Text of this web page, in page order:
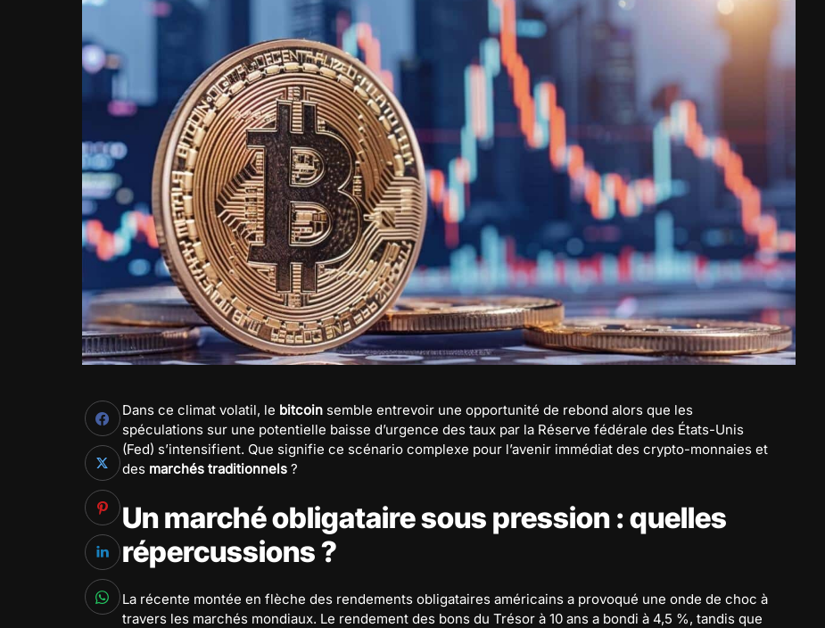
Dans ce climat volatil, le bitcoin semble entrevoir une opportunité de rebond alors que les
spéculations sur une potentielle baisse d’urgence des taux par la Réserve fédérale des États-Unis
(Fed) s’intensifient. Que signifie ce scénario complexe pour l’avenir immédiat des crypto-monnaies et
des marchés traditionnels ?
Un marché obligataire sous pression : quelles
répercussions ?
La récente montée en flèche des rendements obligataires américains a provoqué une onde de choc à
travers les marchés mondiaux. Le rendement des bons du Trésor à 10 ans a bondi à 4,5 %, tandis que